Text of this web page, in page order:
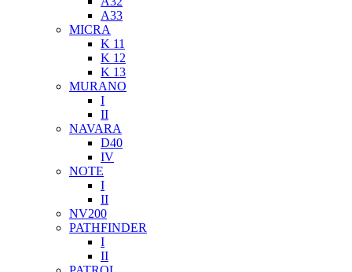
A33
MICRA
K 11
K 12
K 13
MURANO
I
II
NAVARA
D40
IV
NOTE
I
II
NV200
PATHFINDER
I
II